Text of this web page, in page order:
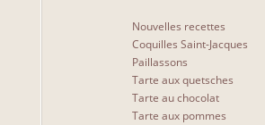
Nouvelles recettes
Coquilles Saint-Jacques
Paillassons
Tarte aux quetsches
Tarte au chocolat
Tarte aux pommes